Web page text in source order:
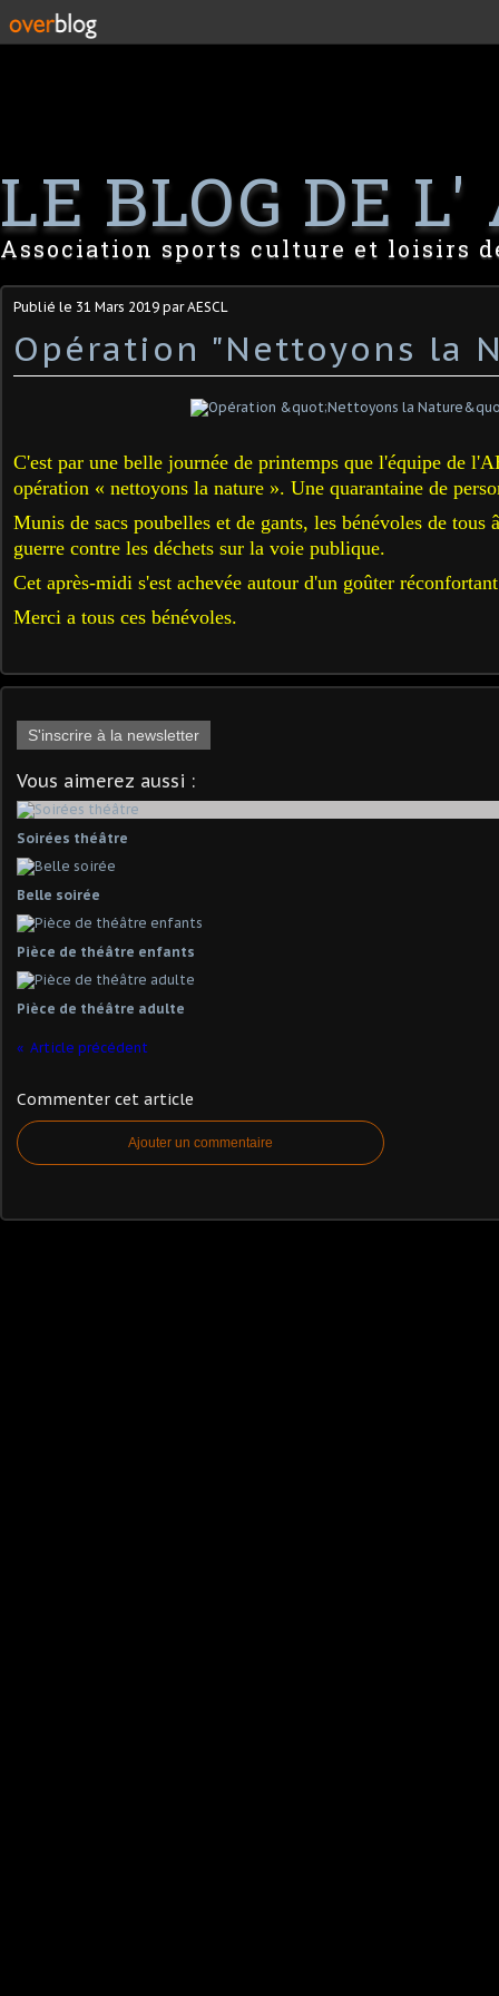
LE BLOG DE L'
Association sports culture et loisirs
Publié le 31 Mars 2019 par AESCL
Opération "Nettoyons la
C'est par une belle journée de printemps que l'équipe de
opération « nettoyons la nature ». Une quarantaine de
Munis de sacs poubelles et de gants, les bénévoles de tous
guerre contre les déchets sur la voie publique.
Cet après-midi s'est achevée autour d'un goûter
Merci a tous ces bénévoles.
S'inscrire à la newsletter
Vous aimerez aussi :
Soirées théâtre
Belle soirée
Pièce de théâtre enfants
Pièce de théâtre adulte
Article précédent
Commenter cet article
Ajouter un commentaire